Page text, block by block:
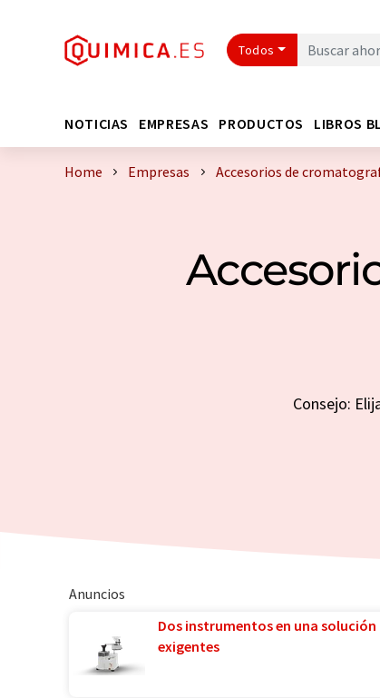
Todos
NOTICIAS EMPRESAS PRODUCTOS LIBROS
Home Empresas Accesorios de
Consejo:
Anuncios
Dos instrumentos en una
exigentes